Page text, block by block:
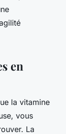
en
la vitamine
vous
La